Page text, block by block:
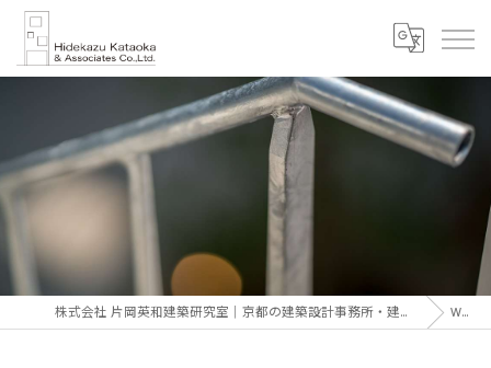
株式会社 片岡英和建築研究室｜京都の建築設計事務所・建築家 片岡英和｜Hidekazu Kataoka Architect & Associates Works